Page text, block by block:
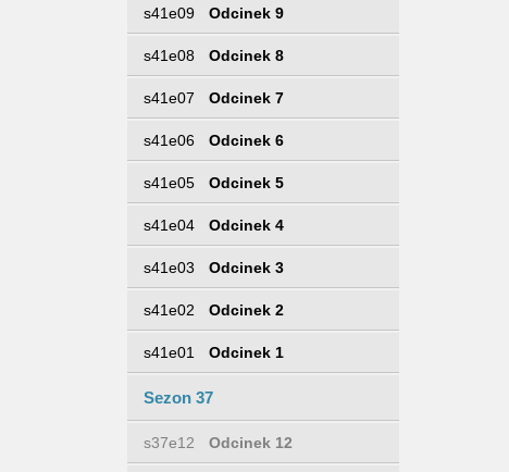
s41e09 Odcinek 9
s41e08 Odcinek 8
s41e07 Odcinek 7
s41e06 Odcinek 6
s41e05 Odcinek 5
s41e04 Odcinek 4
s41e03 Odcinek 3
s41e02 Odcinek 2
s41e01 Odcinek 1
Sezon 37
s37e12 Odcinek 12